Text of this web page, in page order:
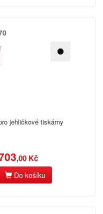
jehličkové tiskárny
,00 Kč
Do košíku